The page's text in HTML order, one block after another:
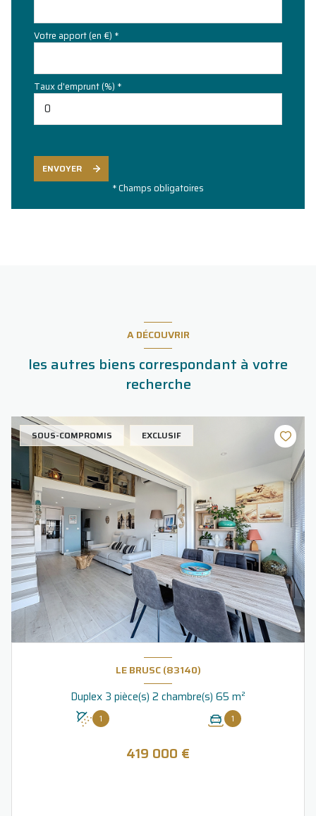
Votre apport (en €) *
Taux d'emprunt (%) *
ENVOYER
* Champs obligatoires
A DÉCOUVRIR
les autres biens correspondant à votre
recherche
SOUS-COMPROMIS EXCLUSIF
LE BRUSC (83140)
Duplex 3 pièce(s) 2 chambre(s) 65 m²
1 1
419 000 €